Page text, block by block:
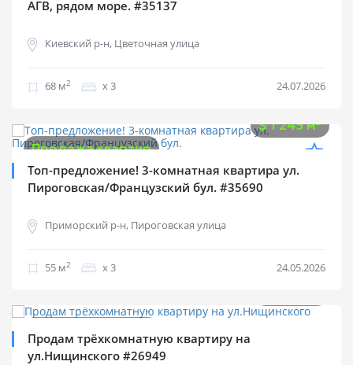
АГВ, рядом море. #35137
Киевский р-н, Цветочная улица
68 м2 х 3 24.07.2026
$1 245 м2
Продажа квартир
Топ-предложение! 3-комнатная квартира ул.
Пироговская/Французский бул. #35690
Приморский р-н, Пироговская улица
55 м2 х 3 24.05.2026
Продам трёхкомнатную квартиру на
ул.Нищинского #26949